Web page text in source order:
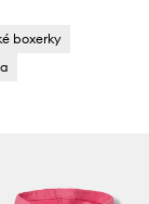
boxerky